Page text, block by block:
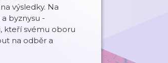
výsledky. Na
byznysu -
kteří svému oboru
na odběr a